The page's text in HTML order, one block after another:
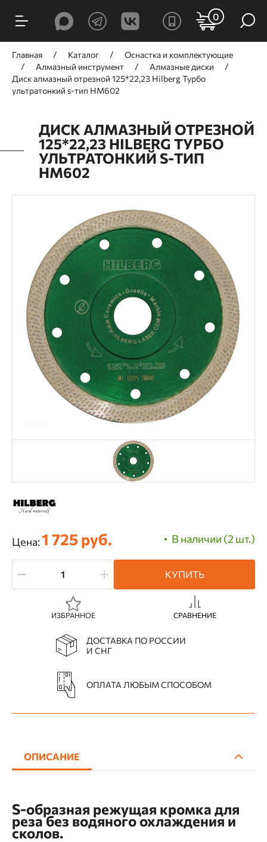
0
Главная Каталог
Оснастка и комплектующие
Алмазный инструмент
Алмазные диски
Диск алмазный отрезной 125*22,23 Hilberg Турбо
ультратонкий s-тип HM602
ДИСК АЛМАЗНЫЙ ОТРЕЗНОЙ
125*22,23 HILBERG ТУРБО
УЛЬТРАТОНКИЙ S-ТИП
HM602
В наличии (2 шт.)
Цена:1 725 руб.
КУПИТЬ
ИЗБРАННОЕ СРАВНЕНИЕ
ДОСТАВКА ПО РОССИИ
И СНГ
ОПЛАТА ЛЮБЫМ СПОСОБОМ
ОПИСАНИЕ
S-образная режущая кромка для
реза без водяного охлаждения и
сколов.